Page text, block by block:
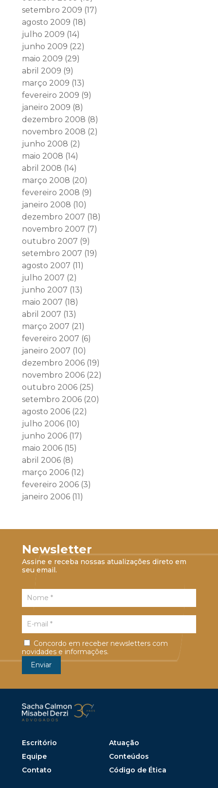
setembro 2009 (17)
agosto 2009 (18)
julho 2009 (14)
junho 2009 (22)
maio 2009 (29)
abril 2009 (9)
março 2009 (13)
fevereiro 2009 (9)
janeiro 2009 (8)
dezembro 2008 (8)
novembro 2008 (2)
junho 2008 (2)
maio 2008 (14)
abril 2008 (14)
março 2008 (20)
fevereiro 2008 (9)
janeiro 2008 (10)
dezembro 2007 (18)
novembro 2007 (7)
outubro 2007 (9)
setembro 2007 (19)
agosto 2007 (11)
julho 2007 (2)
junho 2007 (13)
maio 2007 (18)
abril 2007 (13)
março 2007 (21)
fevereiro 2007 (6)
janeiro 2007 (10)
dezembro 2006(19)
novembro 2006(22)
outubro 2006(25)
setembro 2006(20)
agosto 2006(22)
julho 2006(10)
junho 2006(17)
maio 2006(15)
abril 2006(8)
março 2006(12)
fevereiro 2006(3)
janeiro 2006(11)
Newsletter
Assine e receba nossas atualizações direto em
seu email.
Concordo em receber newsletters com
novidades e informações.
Escritório
Atuação
Equipe
Conteúdos
Contato
Código de Ética